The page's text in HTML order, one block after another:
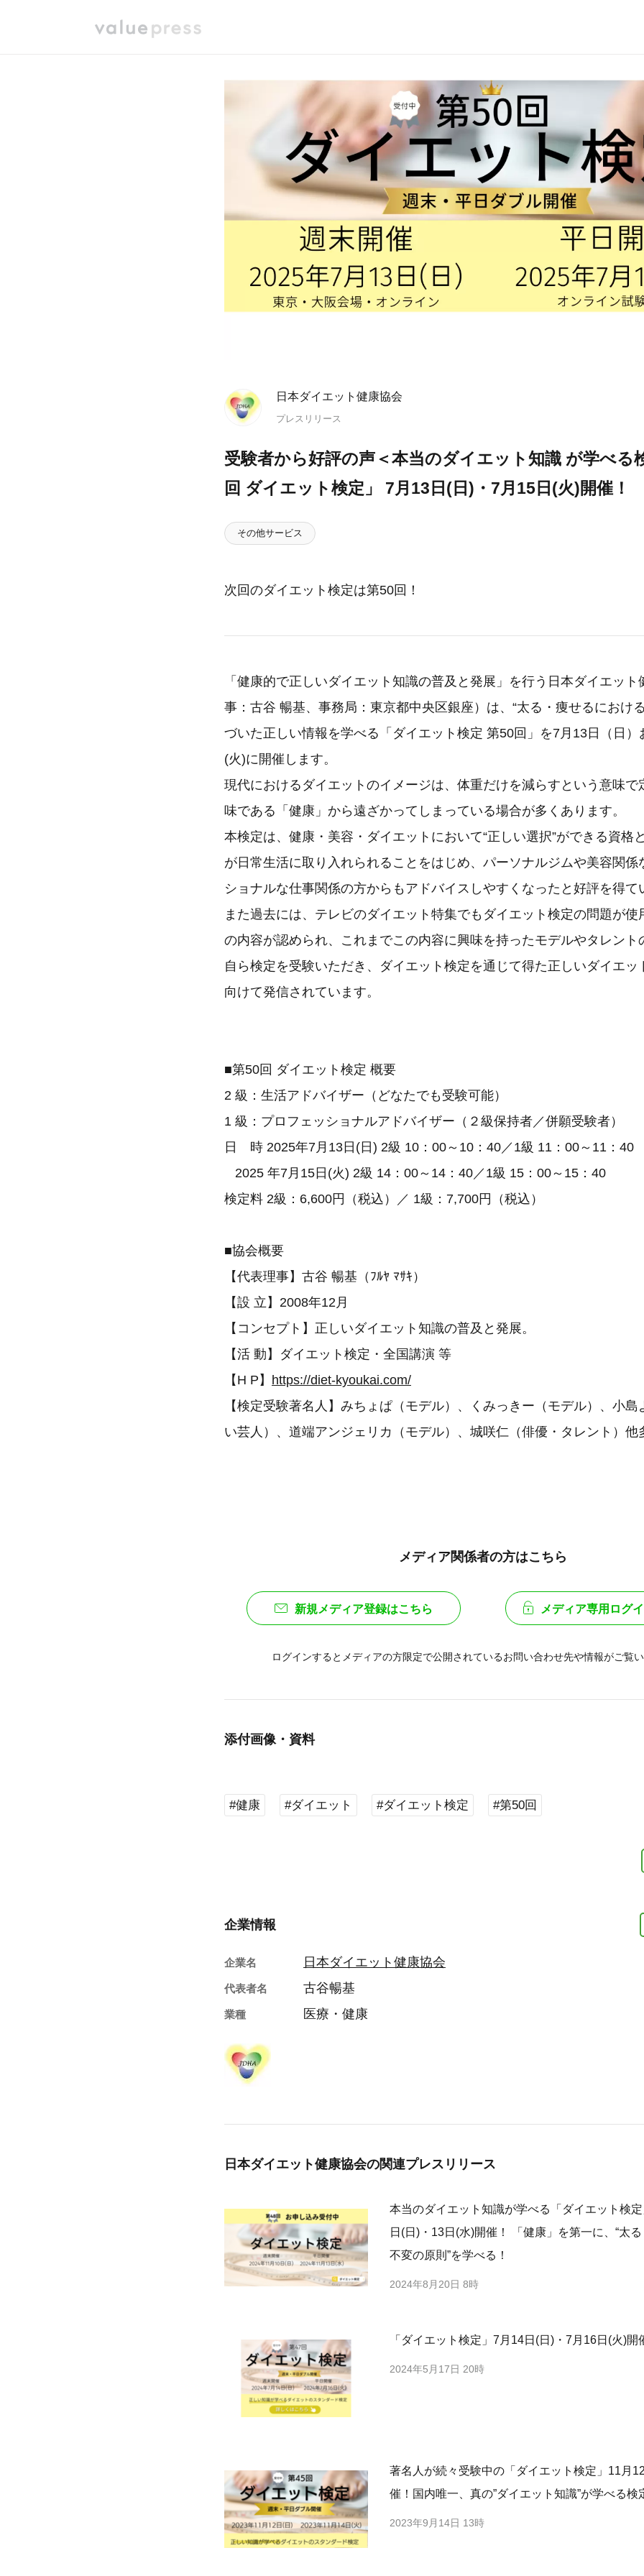
日本ダイエット健康協会
プレスリリース
受験者から好評の声＜本当のダイエット知識 が学べる
回 ダイエット検定」 7月13日(日)・7月15日(火)開催！
その他サービス
次回のダイエット検定は第50回！
「健康的で正しいダイエット知識の普及と発展」を行う日本ダイエット
事：古谷 暢基、事務局：東京都中央区銀座）は、“太る・痩せるにおけ
づいた正しい情報を学べる「ダイエット検定 第50回」を7月13日（日）
(火)に開催します。
現代におけるダイエットのイメージは、体重だけを減らすという意味で
味である「健康」から遠ざかってしまっている場合が多くあります。
本検定は、健康・美容・ダイエットにおいて“正しい選択”ができる資格
が日常生活に取り入れられることをはじめ、パーソナルジムや美容関係
ショナルな仕事関係の方からもアドバイスしやすくなったと好評を得て
また過去には、テレビのダイエット特集でもダイエット検定の問題が使
の内容が認められ、これまでこの内容に興味を持ったモデルやタレント
自ら検定を受験いただき、ダイエット検定を通じて得た正しいダイエッ
向けて発信されています。
■第50回 ダイエット検定 概要
2 級：生活アドバイザー（どなたでも受験可能）
1 級：プロフェッショナルアドバイザー（２級保持者／併願受験者）
日 時 2025年7月13日(日) 2級 10：00～10：40／1級 11：00～11：40
2025 年7月15日(火) 2級 14：00～14：40／1級 15：00～15：40
検定料 2級：6,600円（税込）／ 1級：7,700円（税込）
■協会概要
【代表理事】古谷 暢基（ﾌﾙﾔ ﾏｻｷ）
【設 立】2008年12月
【コンセプト】正しいダイエット知識の普及と発展。
【活 動】ダイエット検定・全国講演 等
【H P】 https://diet-kyoukai.com/
【検定受験著名人】みちょぱ（モデル）、くみっきー（モデル）、小島
い芸人）、道端アンジェリカ（モデル）、城咲仁（俳優・タレント）他
メディア関係者の方はこちら
新規メディア登録はこちら メディア専用ログ
ログインするとメディアの方限定で公開されているお問い合わせ先や情報がご覧
添付画像・資料
#健康 #ダイエット #ダイエット検定 #第50回
企業情報
企業名 日本ダイエット健康協会
代表者名 古谷暢基
業種 医療・健康
日本ダイエット健康協会の関連プレスリリース
本当のダイエット知識が学べる「ダイエット検
日(日)・13日(水)開催！ 「健康」を第一に、“太
不変の原則”を学べる！
2024年8月20日 8時
「ダイエット検定」7月14日(日)・7月16日(火)開
2024年5月17日 20時
著名人が続々受験中の「ダイエット検定」11月
催！国内唯一、真の”ダイエット知識”が学べる検
2023年9月14日 13時